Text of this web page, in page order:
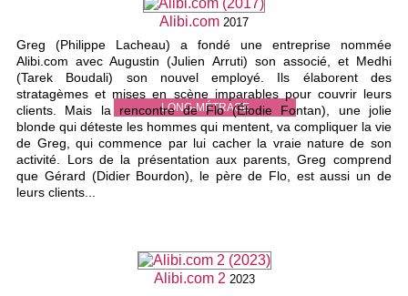
LONG-MÉTRAGE
Alibi.com 2017
Greg (Philippe Lacheau) a fondé une entreprise nommée
Alibi.com avec Augustin (Julien Arruti) son associé, et Medhi
(Tarek Boudali) son nouvel employé. Ils élaborent des
stratagèmes et mises en scène imparables pour couvrir leurs
clients. Mais la rencontre de Flo (Élodie Fontan), une jolie
blonde qui déteste les hommes qui mentent, va compliquer la vie
de Greg, qui commence par lui cacher la vraie nature de son
activité. Lors de la présentation aux parents, Greg comprend
que Gérard (Didier Bourdon), le père de Flo, est aussi un de
leurs clients...
Alibi.com 2 2023